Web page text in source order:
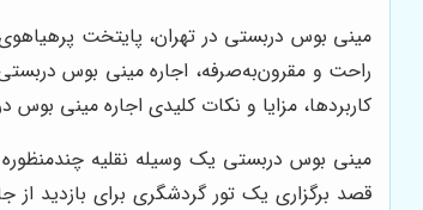
راحت و مقرون‌به‌صرفه، اجاره مینی بوس
کاربردها، مزایا و نکات کلیدی اجاره مینی بوس
مینی بوس دربستی یک وسیله نقلیه
قصد برگزاری یک تور گردشگری برای بازدید